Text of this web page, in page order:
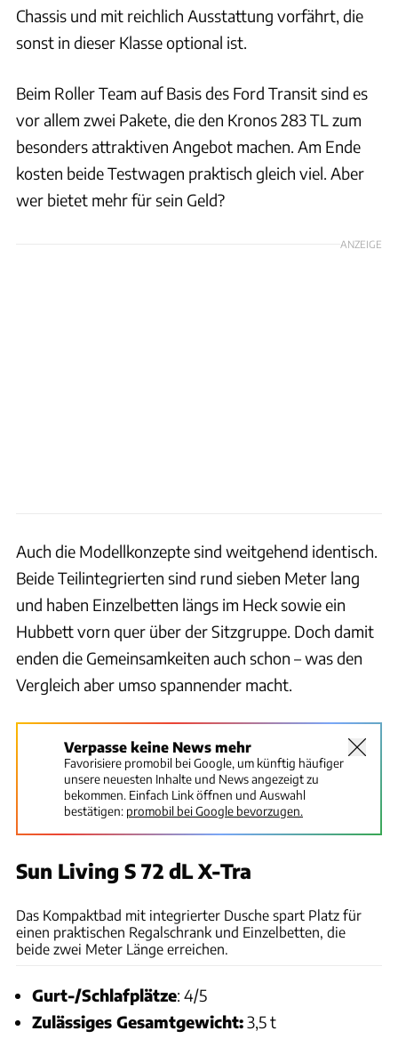
Chassis und mit reichlich Ausstattung vorfährt, die
sonst in dieser Klasse optional ist.
Beim Roller Team auf Basis des Ford Transit sind es
vor allem zwei Pakete, die den Kronos 283 TL zum
besonders attraktiven Angebot machen. Am Ende
kosten beide Testwagen praktisch gleich viel. Aber
wer bietet mehr für sein Geld?
ANZEIGE
Auch die Modellkonzepte sind weitgehend identisch.
Beide Teilintegrierten sind rund sieben Meter lang
und haben Einzelbetten längs im Heck sowie ein
Hubbett vorn quer über der Sitzgruppe. Doch damit
enden die Gemeinsamkeiten auch schon – was den
Vergleich aber umso spannender macht.
Verpasse keine News mehr
Favorisiere promobil bei Google, um künftig häufiger
unsere neuesten Inhalte und News angezeigt zu
bekommen. Einfach Link öffnen und Auswahl
bestätigen: promobil bei Google bevorzugen.
Sun Living S 72 dL X-Tra
Das Kompaktbad mit integrierter Dusche spart Platz für
einen praktischen Regalschrank und Einzelbetten, die
beide zwei Meter Länge erreichen.
Gurt-/Schlafplätze: 4/5
Zulässiges Gesamtgewicht:3,5 t